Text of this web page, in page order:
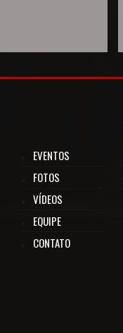
EVENTOS
FOTOS
VÍDEOS
EQUIPE
CONTATO